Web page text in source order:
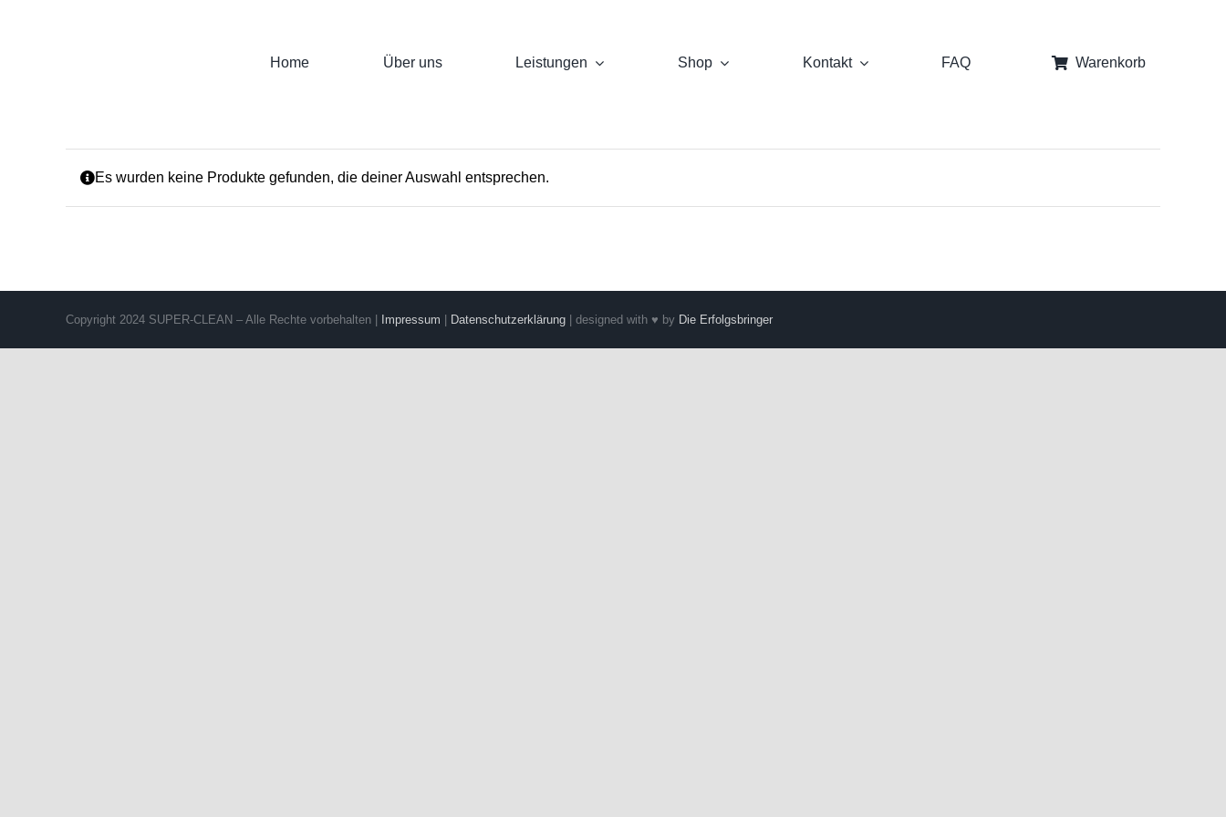
Home Über uns Leistungen Shop Kontakt FAQ Warenkorb
Es wurden keine Produkte gefunden, die deiner Auswahl entsprechen.
Copyright 2024 SUPER-CLEAN – Alle Rechte vorbehalten | Impressum Datenschutzerklärung | designed with ♥ by Die Erfolgsbringer